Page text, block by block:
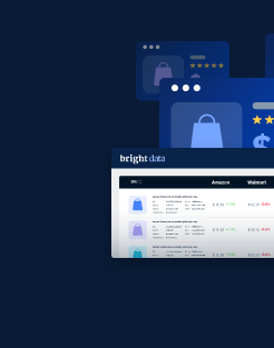
Amazon products global
Title, Seller name, Brand,
price, Currency, Availability,